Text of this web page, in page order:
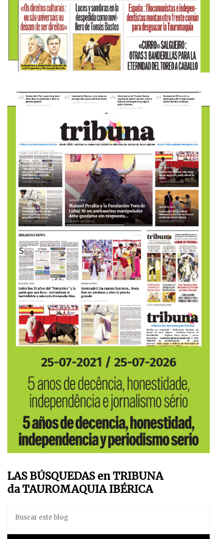
LAS BÚSQUEDAS en TRIBUNA
da TAUROMAQUIA IBÉRICA